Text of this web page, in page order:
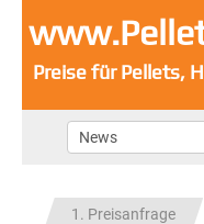
Preise für Pellets,
1. Preisanfrage